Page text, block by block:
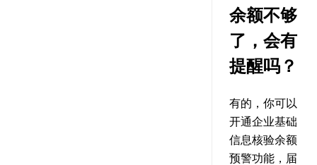
余额不够
了，会有
提醒吗？
有的，你可以
开通企业基础
信息核验余额
预警功能，届